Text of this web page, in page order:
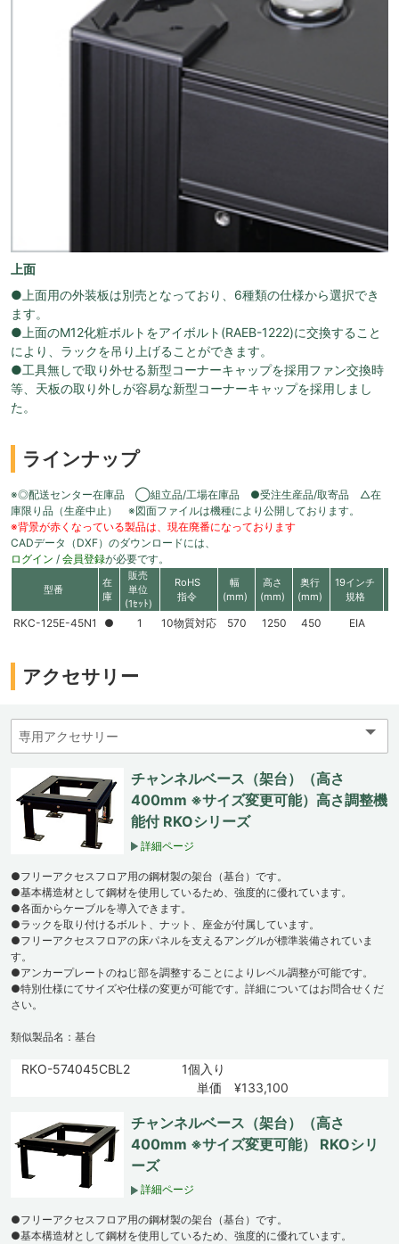
上面
●上面用の外装板は別売となっており、6種類の仕様から選択でき
ます。
●上面のM12化粧ボルトをアイボルト(RAEB-1222)に交換すること
により、ラックを吊り上げることができます。
●工具無しで取り外せる新型コーナーキャップを採用ファン交換時
等、天板の取り外しが容易な新型コーナーキャップを採用しまし
た。
ラインナップ
※◎配送センター在庫品 ◯組立品/工場在庫品 ●受注生産品/取寄品 △在
庫限り品（生産中止） ※図面ファイルは機種により公開しております。
※背景が赤くなっている製品は、現在廃番になっております
CADデータ（DXF）のダウンロードには、
ログイン / 会員登録が必要です。
型番
在
庫
販売
単位
(1ｾｯﾄ)
RoHS
指令
幅
(mm)
高さ
(mm)
奥行
(mm)
19インチ
規格
RKC-125E-45N1 ● 1 10物質対応 570 1250 450 EIA
アクセサリー
チャンネルベース（架台）（高さ
400mm ※サイズ変更可能）高さ調整機
能付 RKOシリーズ
詳細ページ
●フリーアクセスフロア用の鋼材製の架台（基台）です。
●基本構造材として鋼材を使用しているため、強度的に優れています。
●各面からケーブルを導入できます。
●ラックを取り付けるボルト、ナット、座金が付属しています。
●フリーアクセスフロアの床パネルを支えるアングルが標準装備されていま
す。
●アンカープレートのねじ部を調整することによりレベル調整が可能です。
●特別仕様にてサイズや仕様の変更が可能です。詳細についてはお問合せくだ
さい。
類似製品名：基台
RKO-574045CBL2
1個入り
単価 ¥133,100
チャンネルベース（架台）（高さ
400mm ※サイズ変更可能） RKOシリ
ーズ
詳細ページ
●フリーアクセスフロア用の鋼材製の架台（基台）です。
●基本構造材として鋼材を使用しているため、強度的に優れています。